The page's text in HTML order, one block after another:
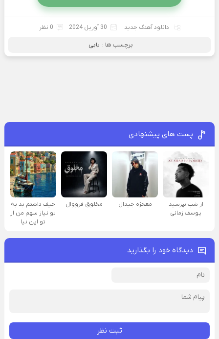
دانلود آهنگ جدید 30 آوریل 2024 0 نظر
برچسب ها : بابی
پست های پیشنهادی
از شب بپرسید
یوسف زمانی
معجزه جیدال مخلوق فرووال
حیف داشتم بد به
تو نیاز سهم من از
تو این نیا
دیدگاه خود را بگذارید
ثبت نظر